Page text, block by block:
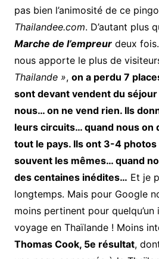
pas bien l’animosité de ce
Thailandee.com. D’autant plus
Marche de l’empreurdeux fois.
nous apporte le plus de
Thailande », on a perdu 7
sont devant vendent du
nous… on ne vend rien. Ils
leurs circuits… quand nous on
tout le pays. Ils ont 3-4 photos
souvent les mêmes… quand
des centaines inédites… Et je
longtemps. Mais pour Google
moins pertinent pour quelqu’un
voyage en Thaïlande ! Moins
Thomas Cook, 5e résultat,